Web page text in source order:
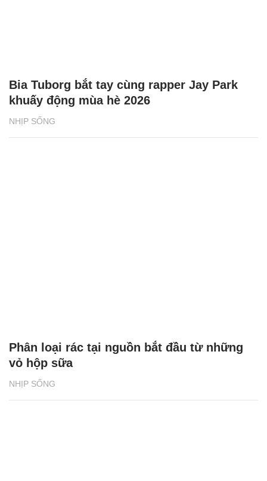
NHỊP SỐNG
Bia Tuborg bắt tay cùng rapper Jay Park
khuấy động mùa hè 2026
NHỊP SỐNG
Phân loại rác tại nguồn bắt đầu từ những
vỏ hộp sữa